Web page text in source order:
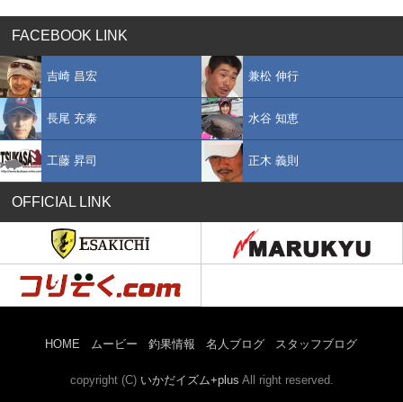
FACEBOOK LINK
吉崎 昌宏 兼松 伸行
長尾 充泰 水谷 知恵
工藤 昇司 正木 義則
OFFICIAL LINK
HOME ムービー 釣果情報 名人ブログ スタッフブログ
copyright (C) いかだイズム+plus All right reserved.